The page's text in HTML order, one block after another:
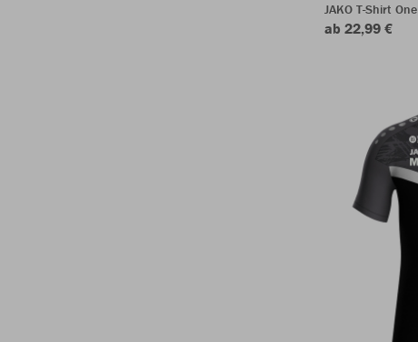
JAKO T-Shirt One
ab 22,99 €